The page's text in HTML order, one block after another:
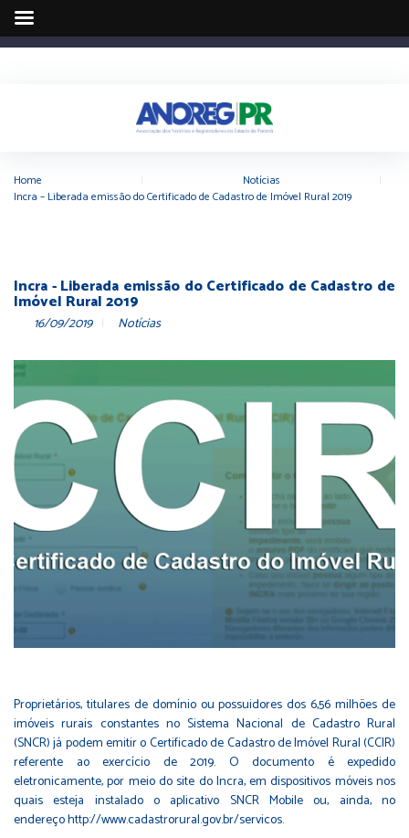
Home Notícias
Incra – Liberada emissão do Certificado de Cadastro de Imóvel Rural 2019
Incra - Liberada emissão do Certificado de Cadastro de
Imóvel Rural 2019
16/09/2019 Notícias
Proprietários, titulares de domínio ou possuidores dos 6,56 milhões de
imóveis rurais constantes no Sistema Nacional de Cadastro Rural
(SNCR) já podem emitir o Certificado de Cadastro de Imóvel Rural (CCIR)
referente ao exercício de 2019. O documento é expedido
eletronicamente,por meio do site do Incra, em dispositivos móveis nos
quais esteja instalado o aplicativo SNCR Mobile ou, ainda, no
endereçohttp://www.cadastrorural.gov.br/servicos.